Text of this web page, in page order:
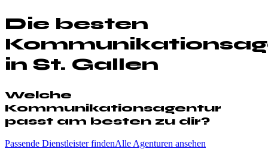
Die besten
in St. Gallen
Welche
Kommunikationsagentur
passt am besten zu dir?
Passende Dienstleister findenAlle Agenturen ansehen